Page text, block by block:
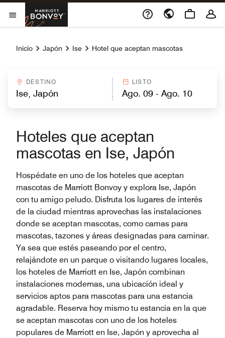
Skip to Content
Abrir el menú
Marriott Bonvoy
Inicio Japón Ise Hotel que aceptan mascotas
DESTINO LISTO
Hoteles que aceptan
mascotas en Ise, Japón
Hospédate en uno de los hoteles que aceptan
mascotas de Marriott Bonvoy y explora Ise, Japón
con tu amigo peludo. Disfruta los lugares de interés
de la ciudad mientras aprovechas las instalaciones
donde se aceptan mascotas, como camas para
mascotas, tazones y áreas designadas para caminar.
Ya sea que estés paseando por el centro,
relajándote en un parque o visitando lugares locales,
los hoteles de Marriott en Ise, Japón combinan
instalaciones modernas, una ubicación ideal y
servicios aptos para mascotas para una estancia
agradable. Reserva hoy mismo tu estancia en la que
se aceptan mascotas con uno de los hoteles
populares de Marriott en Ise, Japón y aprovecha al